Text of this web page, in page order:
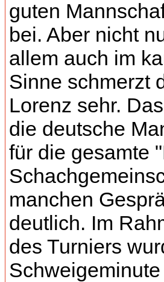
guten
bei. Aber nicht
allem auch im
Sinne schmerzt
Lorenz sehr.
die deutsche
für die gesamte
manchen
deutlich. Im
des Turniers